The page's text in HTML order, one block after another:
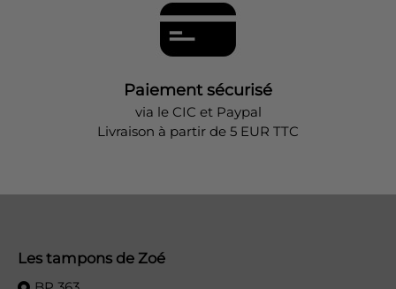
Paiement sécurisé
via le CIC et Paypal
Livraison à partir de 5 EUR TTC
Les tampons de Zoé